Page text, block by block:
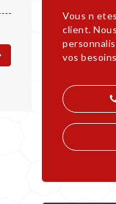
Vous n
client.
vos